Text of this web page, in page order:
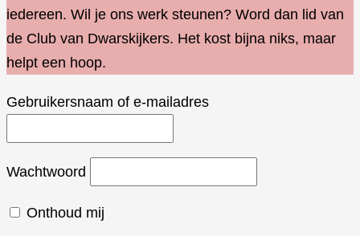
iedereen. Wil je ons werk steunen? Word dan lid van
de Club van Dwarskijkers. Het kost bijna niks, maar
helpt een hoop.
Gebruikersnaam of e-mailadres
Wachtwoord
Onthoud mij